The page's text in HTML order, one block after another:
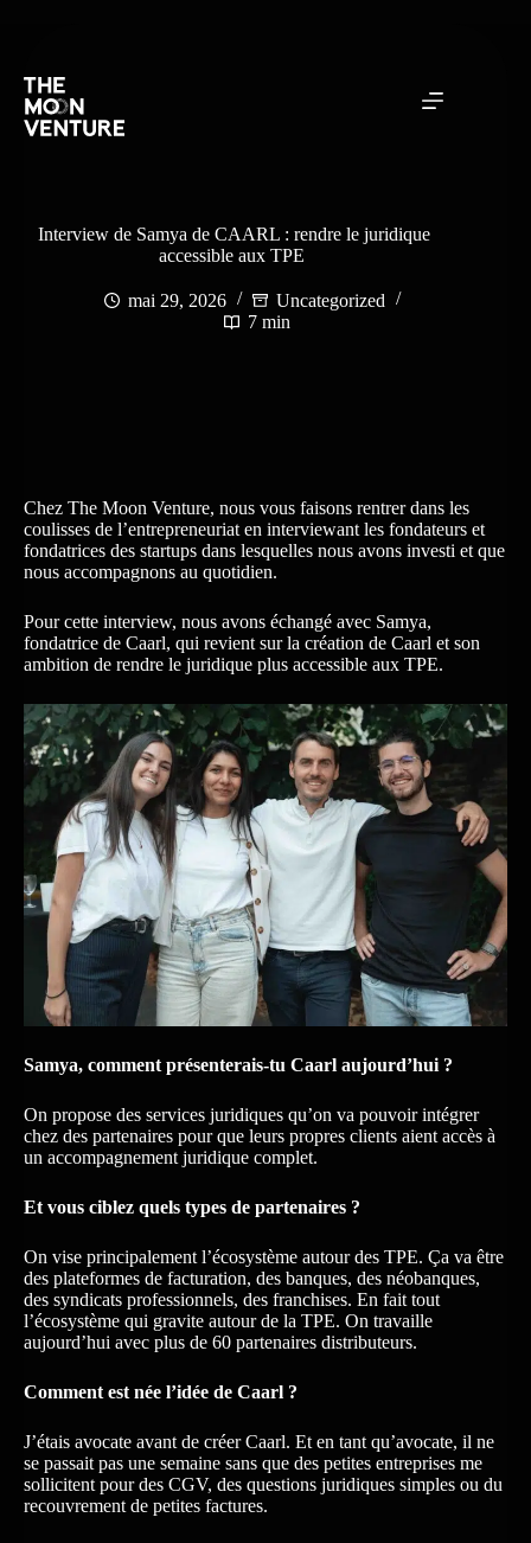
Interview de Samya de CAARL : rendre le juridique
accessible aux TPE
mai 29, 2026
Uncategorized
7 min
Chez The Moon Venture, nous vous faisons rentrer dans les
coulisses de l’entrepreneuriat en interviewant les fondateurs et
fondatrices des startups dans lesquelles nous avons investi et que
nous accompagnons au quotidien.
Pour cette interview, nous avons échangé avec Samya,
fondatrice de Caarl, qui revient sur la création de Caarl et son
ambition de rendre le juridique plus accessible aux TPE.
Samya, comment présenterais-tu Caarl aujourd’hui ?
On propose des services juridiques qu’on va pouvoir intégrer
chez des partenaires pour que leurs propres clients aient accès à
un accompagnement juridique complet.
Et vous ciblez quels types de partenaires ?
On vise principalement l’écosystème autour des TPE. Ça va être
des plateformes de facturation, des banques, des néobanques,
des syndicats professionnels, des franchises. En fait tout
l’écosystème qui gravite autour de la TPE. On travaille
aujourd’hui avec plus de 60 partenaires distributeurs.
Comment est née l’idée de Caarl ?
J’étais avocate avant de créer Caarl. Et en tant qu’avocate, il ne
se passait pas une semaine sans que des petites entreprises me
sollicitent pour des CGV, des questions juridiques simples ou du
recouvrement de petites factures.